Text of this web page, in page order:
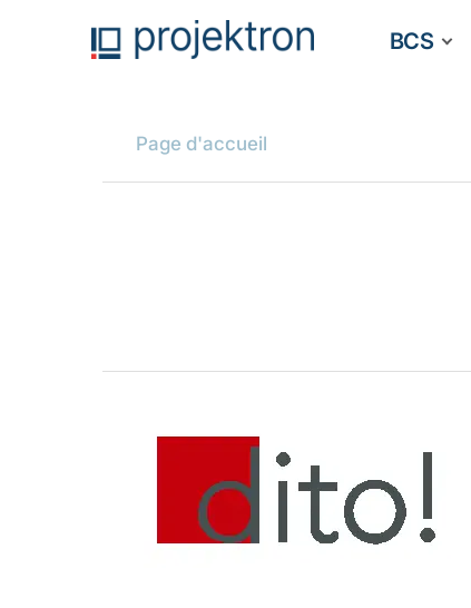
BCS
Page d'accueil